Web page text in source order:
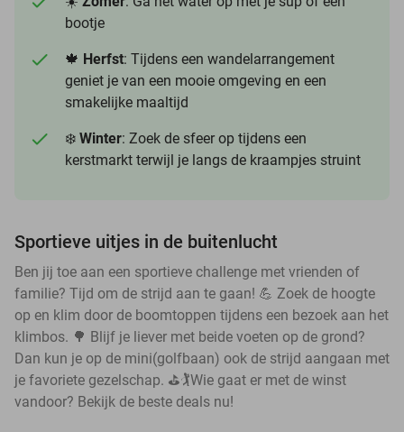
bootje
🍁 Herfst: Tijdens een wandelarrangement
geniet je van een mooie omgeving en een
smakelijke maaltijd
❄️ Winter: Zoek de sfeer op tijdens een
kerstmarkt terwijl je langs de kraampjes struint
Sportieve uitjes in de buitenlucht
Ben jij toe aan een sportieve challenge met vrienden of
familie? Tijd om de strijd aan te gaan! 💪 Zoek de hoogte
op en klim door de boomtoppen tijdens een bezoek aan het
klimbos. 🌳 Blijf je liever met beide voeten op de grond?
Dan kun je op de mini(golfbaan) ook de strijd aangaan met
je favoriete gezelschap. ⛳🏌️Wie gaat er met de winst
vandoor? Bekijk de beste deals nu!